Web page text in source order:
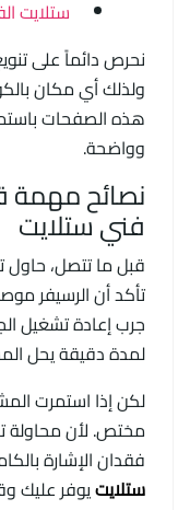
ستلايت
نحرص دائماً على
ولذلك أي مكان
هذه الصفحات
وواضحة.
نصائح مهمة
فني ستلايت
قبل ما تتصل، حاول
تأكد أن الرسيفر
جرب إعادة تشغيل
لمدة دقيقة يحل
لكن إذا استمرت
مختص. لأن محاولة
فقدان الإشارة
ستلايتيوفر عليك